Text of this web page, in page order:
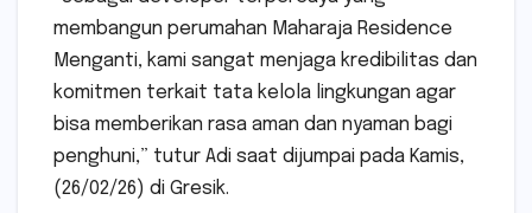
membangun perumahan Maharaja Residence
Menganti, kami sangat menjaga kredibilitas dan
komitmen terkait tata kelola lingkungan agar
bisa memberikan rasa aman dan nyaman bagi
penghuni,” tutur Adi saat dijumpai pada Kamis,
(26/02/26) di Gresik.